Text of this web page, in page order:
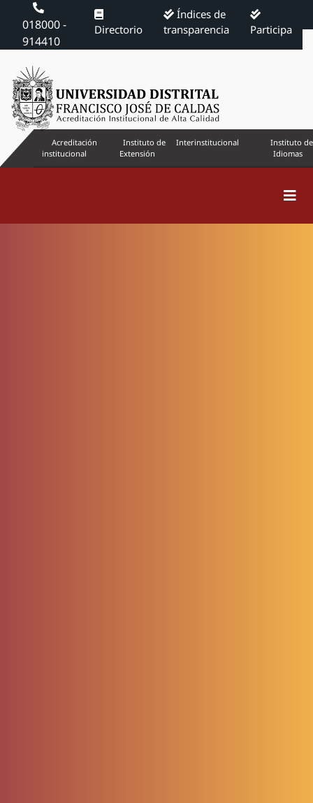
018000 -
914410
Directorio
Índices de
transparencia
Participa
Acreditación
institucional
Instituto de
Extensión
Interinstitucional
Instituto de
Idiomas